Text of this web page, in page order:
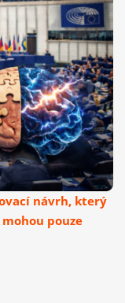
návrh, který
pouze